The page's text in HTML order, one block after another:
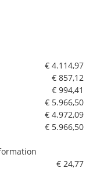
€ 4.114,97
€ 857,12
€ 994,41
€ 5.966,50
€ 4.972,09
€ 5.966,50
€ 24,77